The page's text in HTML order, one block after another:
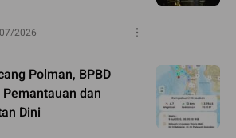
2026
Polman, BPBD
dan
Dini